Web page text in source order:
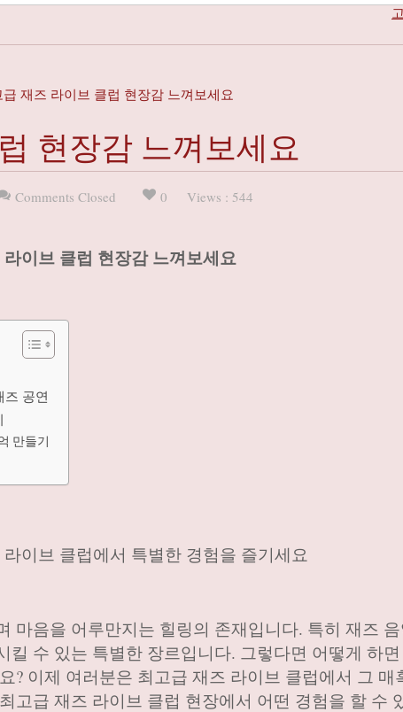
급 재즈 라이브 클럽 현장감 느껴보세요
현장감 느껴보세요
Comments Closed 0 Views : 544
이브 클럽 현장감 느껴보세요
즈 공연
만들기
이브 클럽에서 특별한 경험을 즐기세요
마음을 어루만지는 힐링의 존재입니다. 특히 재즈
킬 수 있는 특별한 장르입니다. 그렇다면 어떻게 하
? 이제 여러분은 최고급 재즈 라이브 클럽에서 그 매
고급 재즈 라이브 클럽 현장에서 어떤 경험을 할 수